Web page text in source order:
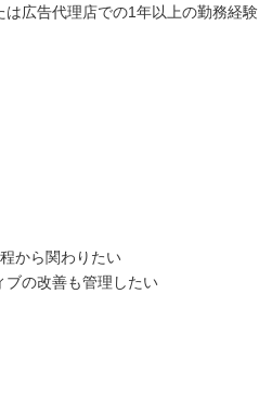
は広告代理店での1年以上の勤務経験
から関わりたい
ブの改善も管理したい